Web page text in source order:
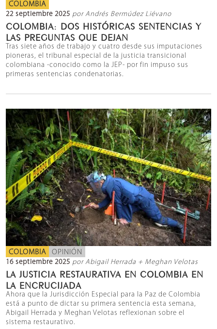
COLOMBIA
22 septiembre 2025 por Andrés Bermúdez Liévano
COLOMBIA: DOS HISTÓRICAS SENTENCIAS Y
LAS PREGUNTAS QUE DEJAN
Tras siete años de trabajo y cuatro desde sus imputaciones
pioneras, el tribunal especial de la justicia transicional
colombiana -conocido como la JEP- por fin impuso sus
primeras sentencias condenatorias.
COLOMBIA OPINIÓN
16 septiembre 2025 por Abigail Herrada + Meghan Velotas
LA JUSTICIA RESTAURATIVA EN COLOMBIA EN
LA ENCRUCIJADA
Ahora que la Jurisdicción Especial para la Paz de Colombia
está a punto de dictar su primera sentencia esta semana,
Abigail Herrada y Meghan Velotas reflexionan sobre el
sistema restaurativo.